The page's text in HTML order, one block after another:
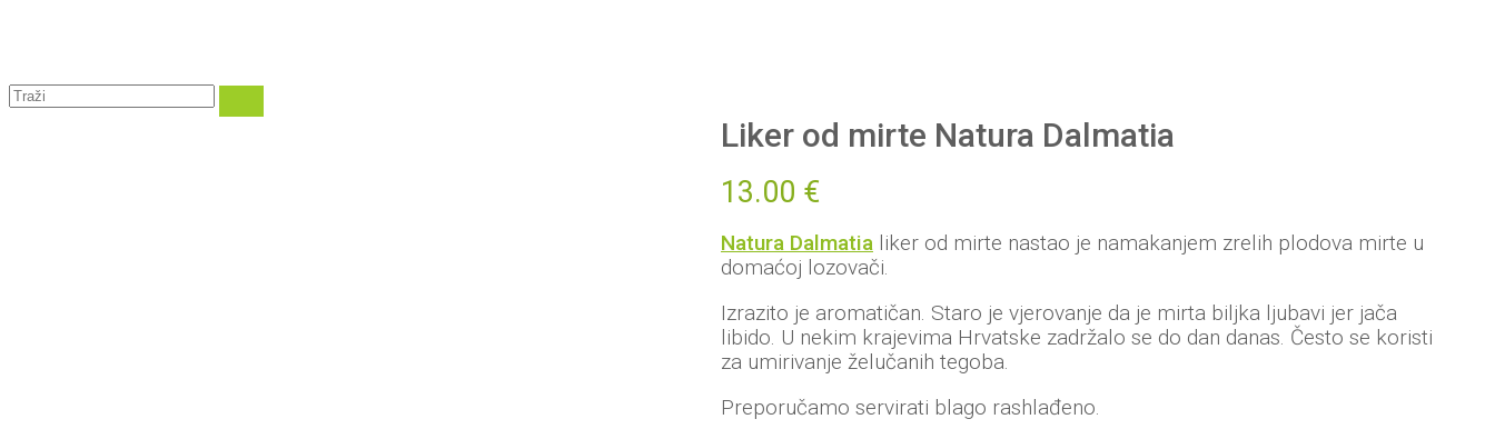
Liker od mirte Natura Dalmatia
13.00 €
Natura Dalmatia liker od mirte nastao je namakanjem zrelih plodova mirte u
domaćoj lozovači.
Izrazito je aromatičan. Staro je vjerovanje da je mirta biljka ljubavi jer jača
libido. U nekim krajevima Hrvatske zadržalo se do dan danas. Često se koristi
za umirivanje želučanih tegoba.
Preporučamo servirati blago rashlađeno.